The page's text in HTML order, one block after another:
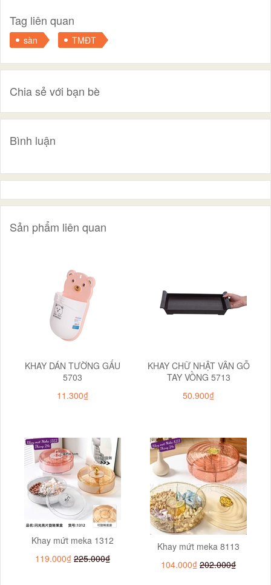
Tag liên quan
sàn TMĐT
Chia sẻ với bạn bè
Bình luận
Sản phẩm liên quan
KHAY DÁN TƯỜNG GẤU
5703
11.300₫
KHAY CHỮ NHẬT VÂN GỖ
TAY VỒNG 5713
50.900₫
Khay mứt meka 1312
119.000₫ 225.000₫
Khay mứt meka 8113
104.000₫ 202.000₫